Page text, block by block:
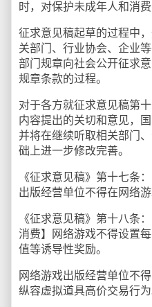
时，对保护未成年人和消
征求意见稿起草的过程中
关部门、行业协会、企业
部门规章向社会公开征求
规章条款的过程。
对于各方就征求意见稿第
内容提出的关切和意见，
并将在继续听取相关部门
础上进一步修改完善。
《征求意见稿》第十七条
出版经营单位不得在网络
《征求意见稿》第十八条
消费】网络游戏不得设置
值等诱导性奖励。
网络游戏出版经营单位不
纵容虚拟道具高价交易行为